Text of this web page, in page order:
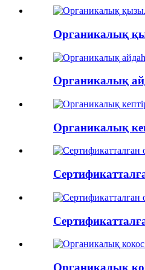
Органикалық
Органикалық
Органикалық
Органикалық